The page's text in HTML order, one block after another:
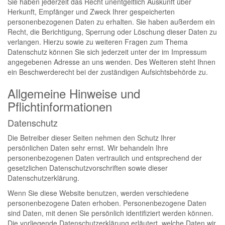
Herkunft, Empfänger und Zweck Ihrer gespeicherten
personenbezogenen Daten zu erhalten. Sie haben außerdem ein
Recht, die Berichtigung, Sperrung oder Löschung dieser Daten zu
verlangen. Hierzu sowie zu weiteren Fragen zum Thema
Datenschutz können Sie sich jederzeit unter der im Impressum
angegebenen Adresse an uns wenden. Des Weiteren steht Ihnen
ein Beschwerderecht bei der zuständigen Aufsichtsbehörde zu.
Allgemeine Hinweise und
Pflichtinformationen
Datenschutz
Die Betreiber dieser Seiten nehmen den Schutz Ihrer
persönlichen Daten sehr ernst. Wir behandeln Ihre
personenbezogenen Daten vertraulich und entsprechend der
gesetzlichen Datenschutzvorschriften sowie dieser
Datenschutzerklärung.
Wenn Sie diese Website benutzen, werden verschiedene
personenbezogene Daten erhoben. Personenbezogene Daten
sind Daten, mit denen Sie persönlich identifiziert werden können.
Die vorliegende Datenschutzerklärung erläutert, welche Daten wir